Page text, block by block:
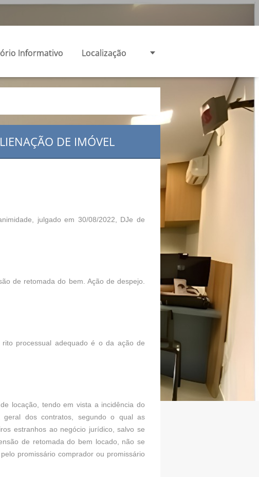
Informativo Localização
DE IMÓVEL
julgado em 30/08/2022, DJe de
de retomada do bem. Ação de despejo.
processual adequado é o da ação de
locação, tendo em vista a incidência do
geral dos contratos, segundo o qual as
estranhos ao negócio jurídico, salvo se
de retomada do bem locado, não se
promissário comprador ou promissário